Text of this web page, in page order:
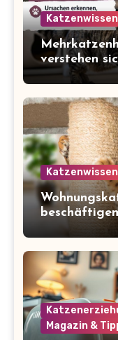
Katzenwissen
verstehen
Katzenwissen
glücklich
Magazin &